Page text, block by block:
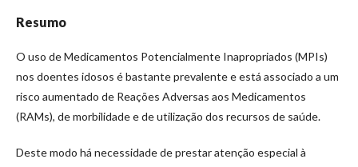
Resumo
O uso de Medicamentos Potencialmente Inapropriados (MPIs)
nos doentes idosos é bastante prevalente e está associado a um
risco aumentado de Reações Adversas aos Medicamentos
(RAMs), de morbilidade e de utilização dos recursos de saúde.
Deste modo há necessidade de prestar atenção especial à